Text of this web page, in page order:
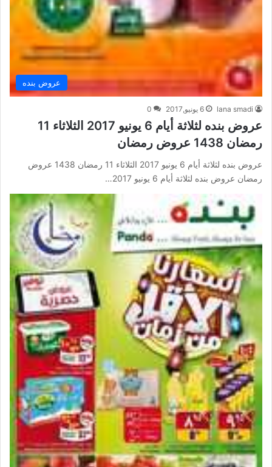
عروض بنده
lana smadi 6 يونيو,2017 0
عروض بنده لثلاثة أيام 6 يونيو 2017 الثلاثاء 11
رمضان 1438 عروض رمضان
عروض بنده لثلاثة أيام 6 يونيو 2017 الثلاثاء 11 رمضان 1438 عروض
رمضان عروض بنده لثلاثة أيام 6 يونيو 2017…